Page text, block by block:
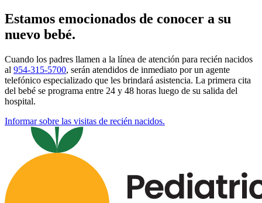
Estamos emocionados de conocer a su
nuevo bebé.
Cuando los padres llamen a la línea de atención para recién nacidos
al 954-315-5700, serán atendidos de inmediato por un agente
telefónico especializado que les brindará asistencia. La primera cita
del bebé se programa entre 24 y 48 horas luego de su salida del
hospital.
Informar sobre las visitas de recién nacidos.